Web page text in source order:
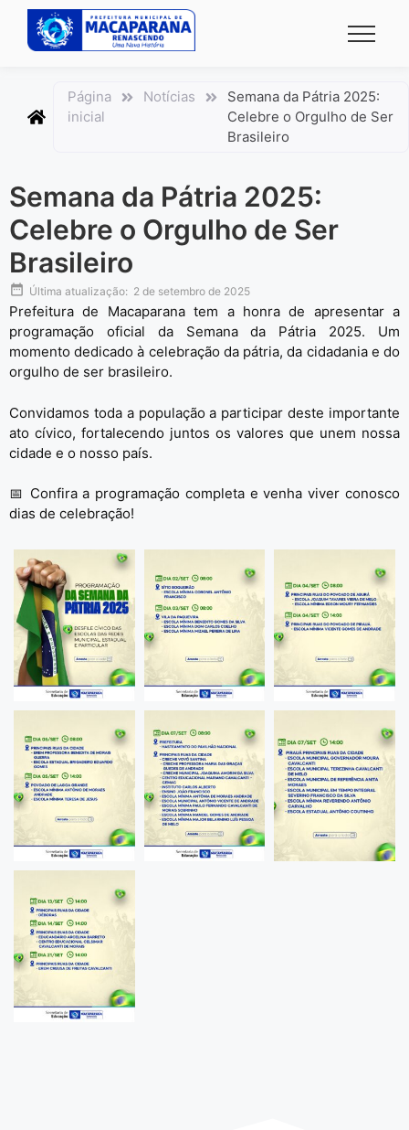
conteúdo
Página
inicial
Notícias
Semana da Pátria 2025:
Celebre o Orgulho de Ser
Brasileiro
Semana da Pátria 2025:
Celebre o Orgulho de Ser
Brasileiro
Última atualização: 2 de setembro de 2025
Prefeitura de Macaparana tem a honra de apresentar a
programação oficial da Semana da Pátria 2025. Um
momento dedicado à celebração da pátria, da cidadania e do
orgulho de ser brasileiro.
Convidamos toda a população a participar deste importante
ato cívico, fortalecendo juntos os valores que unem nossa
cidade e o nosso país.
📅 Confira a programação completa e venha viver conosco
dias de celebração!